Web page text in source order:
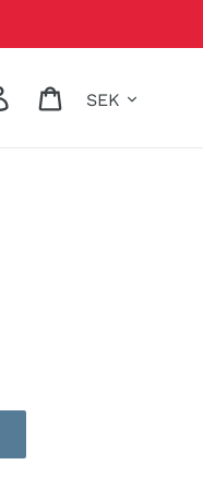
Logga inVarukorg